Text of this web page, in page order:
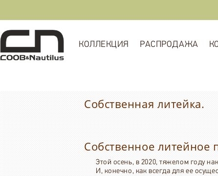
КОЛЛЕКЦИЯ РАСПРОДАЖА
Собственная литейка.
Собственное литейное
Этой осень, в 2020, тяжелом году
И, конечно, как всегда для ее